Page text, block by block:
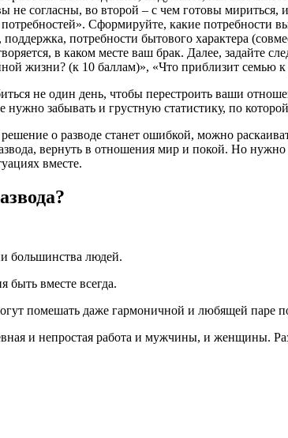
согласны, во второй – с чем готовы мириться,
Сформируйте, какие потребности
потребности бытового характера
в каком месте ваш брак. Далее, задайте
жизни? (к 10 баллам)», «Что приблизит семью к
не один день, чтобы перестроить ваши
забывать и грустную статистику, по
о разводе станет ошибкой, можно
вернуть в отношения мир и покой. Но нужно
вместе.
большинства людей.
быть вместе всегда.
помешать даже гармоничной и любящей паре
и непростая работа и мужчины, и женщины.